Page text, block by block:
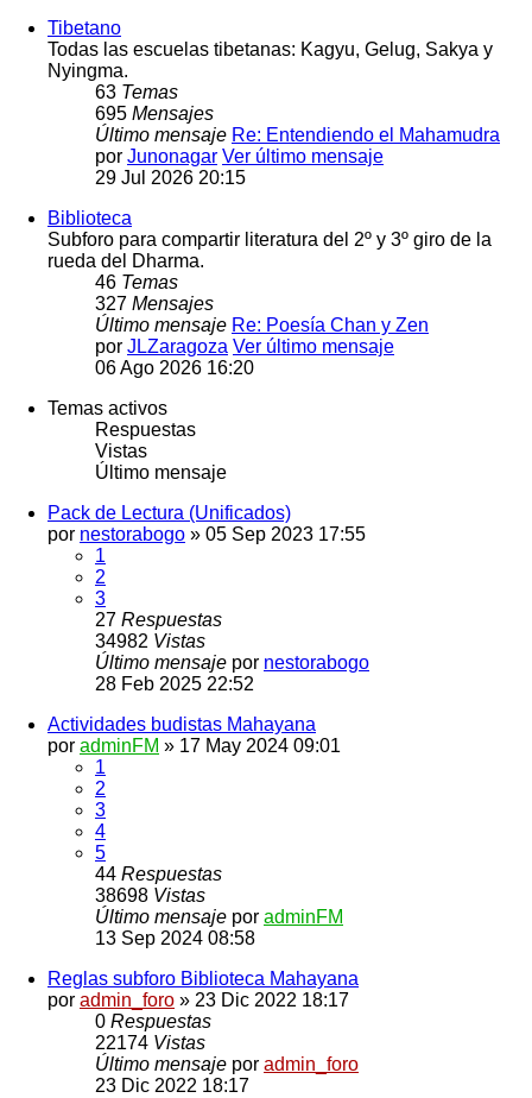
Tibetano
Todas las escuelas tibetanas: Kagyu, Gelug, Sakya y
Nyingma.
63 Temas
695 Mensajes
Último mensaje Re: Entendiendo el Mahamudra
por Junonagar Ver último mensaje
29 Jul 2026 20:15
Biblioteca
Subforo para compartir literatura del 2º y 3º giro de la
rueda del Dharma.
46 Temas
327 Mensajes
Último mensaje Re: Poesía Chan y Zen
por JLZaragoza Ver último mensaje
06 Ago 2026 16:20
Temas activos
Respuestas
Vistas
Último mensaje
Pack de Lectura (Unificados)
por nestorabogo » 05 Sep 2023 17:55
1
2
3
27 Respuestas
34982 Vistas
Último mensaje por nestorabogo
28 Feb 2025 22:52
Actividades budistas Mahayana
por adminFM » 17 May 2024 09:01
1
2
3
4
5
44 Respuestas
38698 Vistas
Último mensaje por adminFM
13 Sep 2024 08:58
Reglas subforo Biblioteca Mahayana
por admin_foro » 23 Dic 2022 18:17
0 Respuestas
22174 Vistas
Último mensaje por admin_foro
23 Dic 2022 18:17